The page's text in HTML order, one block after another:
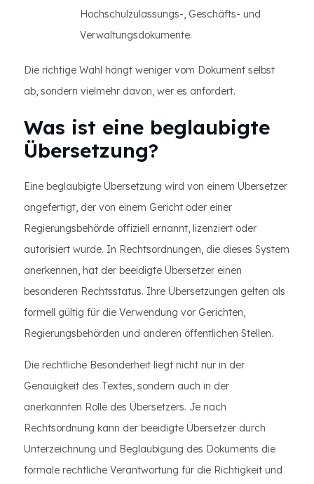
Hochschulzulassungs-, Geschäfts- und
Verwaltungsdokumente.
Die richtige Wahl hängt weniger vom Dokument selbst
ab, sondern vielmehr davon, wer es anfordert.
Was ist eine beglaubigte
Übersetzung?
Eine beglaubigte Übersetzung wird von einem Übersetzer
angefertigt, der von einem Gericht oder einer
Regierungsbehörde offiziell ernannt, lizenziert oder
autorisiert wurde. In Rechtsordnungen, die dieses System
anerkennen, hat der beeidigte Übersetzer einen
besonderen Rechtsstatus. Ihre Übersetzungen gelten als
formell gültig für die Verwendung vor Gerichten,
Regierungsbehörden und anderen öffentlichen Stellen.
Die rechtliche Besonderheit liegt nicht nur in der
Genauigkeit des Textes, sondern auch in der
anerkannten Rolle des Übersetzers. Je nach
Rechtsordnung kann der beeidigte Übersetzer durch
Unterzeichnung und Beglaubigung des Dokuments die
formale rechtliche Verantwortung für die Richtigkeit und